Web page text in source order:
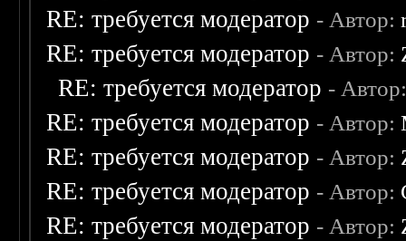
RE: требуется модератор - Автор:
RE: требуется модератор - Автор:
RE: требуется модератор -
RE: требуется модератор - Автор:
RE: требуется модератор - Автор:
RE: требуется модератор - Автор:
RE: требуется модератор - Автор: